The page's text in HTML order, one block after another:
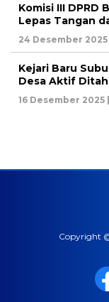
Komisi III DPRD
Lepas Tangan
24 Desember 2025
Kejari Baru
Desa Aktif
16 Desember 2025
Copyright